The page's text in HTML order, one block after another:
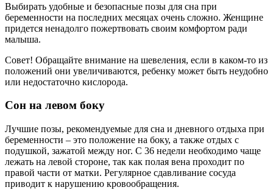
Выбирать удобные и безопасные позы для сна при
беременности на последних месяцах очень сложно. Женщине
придется ненадолго пожертвовать своим комфортом ради
малыша.
Совет! Обращайте внимание на шевеления, если в каком-то из
положений они увеличиваются, ребенку может быть неудобно
или недостаточно кислорода.
Сон на левом боку
Лучшие позы, рекомендуемые для сна и дневного отдыха при
беременности – это положение на боку, а также отдых с
подушкой, зажатой между ног. С 36 недели необходимо чаще
лежать на левой стороне, так как полая вена проходит по
правой части от матки. Регулярное сдавливание сосуда
приводит к нарушению кровообращения.